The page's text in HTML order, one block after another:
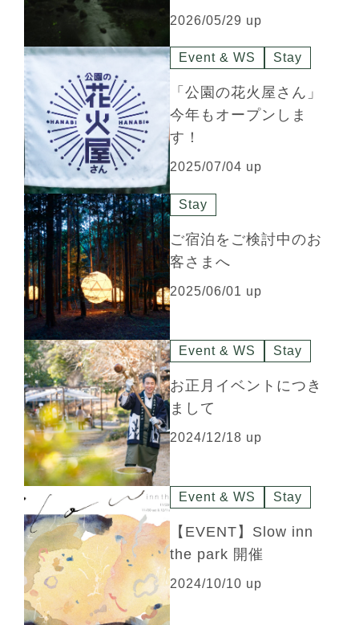
2026/05/29 up
Event & WS Stay
「公園の花火屋さん」
今年もオープンしま
す！
2025/07/04 up
Stay
ご宿泊をご検討中のお
客さまへ
2025/06/01 up
Event & WS Stay
お正月イベントにつき
まして
2024/12/18 up
Event & WS Stay
【EVENT】Slow inn
the park 開催
2024/10/10 up